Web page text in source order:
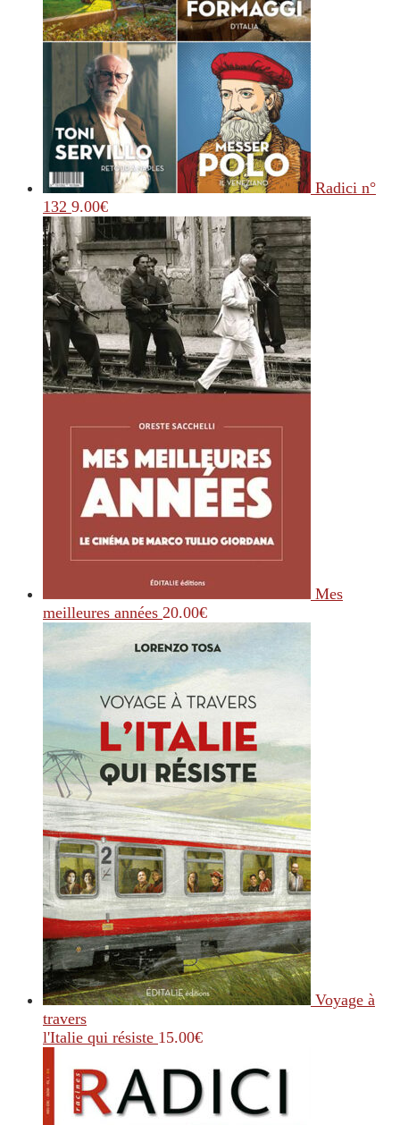
Radici n°
132 9.00€
Mes
meilleures années 20.00€
Voyage à
travers
l'Italie qui résiste 15.00€